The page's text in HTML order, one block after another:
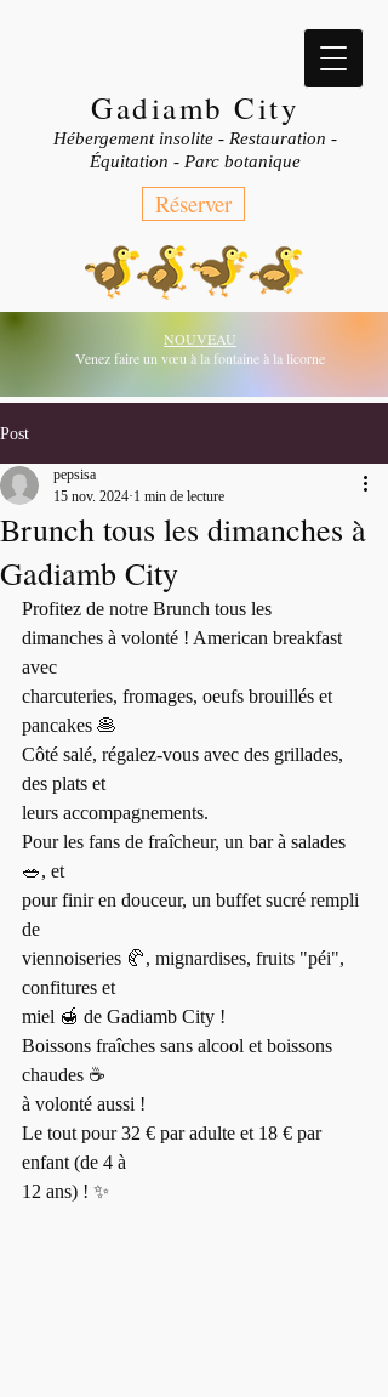
Gadiamb City
Hébergement insolite - Restauration -
Équitation - Parc botanique
Réserver
NOUVEAU
Venez faire un vœu à la fontaine à la licorne
Post
Brunch tous les dimanches à
Gadiamb City
pepsisa
15 nov. 2024 1 min de lecture
Profitez de notre Brunch tous les
dimanches à volonté ! American breakfast
avec
charcuteries, fromages, oeufs brouillés et
pancakes 🥞
Côté salé, régalez-vous avec des grillades,
des plats et
leurs accompagnements.
Pour les fans de fraîcheur, un bar à salades
🥗, et
pour finir en douceur, un buffet sucré rempli
de
viennoiseries 🥐, mignardises, fruits "péi",
confitures et
miel 🍯 de Gadiamb City !
Boissons fraîches sans alcool et boissons
chaudes ☕
à volonté aussi !
Le tout pour 32 € par adulte et 18 € par
enfant (de 4 à
12 ans) ! ✨